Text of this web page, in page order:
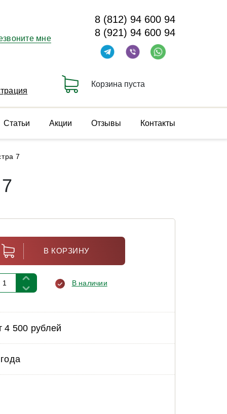
мне
8 (812) 94 600 94
8 (921) 94 600 94
Корзина пуста
Статьи Акции Отзывы Контакты
7
В КОРЗИНУ
В наличии
4 500 рублей